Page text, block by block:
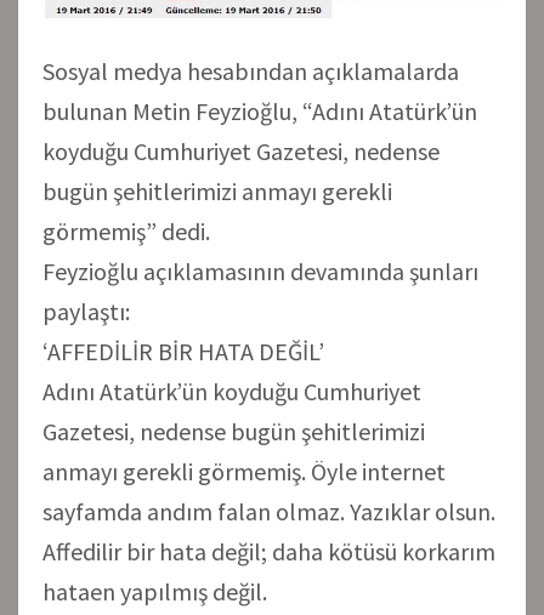
Sosyal medya hesabından açıklamalarda
bulunan Metin Feyzioğlu, “Adını Atatürk’ün
koyduğu Cumhuriyet Gazetesi, nedense
bugün şehitlerimizi anmayı gerekli
görmemiş” dedi.
Feyzioğlu açıklamasının devamında şunları
paylaştı:
‘AFFEDİLİR BİR HATA DEĞİL’
Adını Atatürk’ün koyduğu Cumhuriyet
Gazetesi, nedense bugün şehitlerimizi
anmayı gerekli görmemiş. Öyle internet
sayfamda andım falan olmaz. Yazıklar olsun.
Affedilir bir hata değil; daha kötüsü korkarım
hataen yapılmış değil.